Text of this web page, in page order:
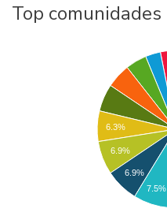
Top comunidades
6.3%
6.9%
6.9%
7.5%